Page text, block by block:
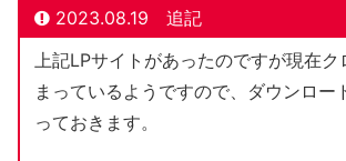
2023.08.19 追記
上記LPサイトがあったのですが現在ク
まっているようですので、ダウンロー
っておきます。